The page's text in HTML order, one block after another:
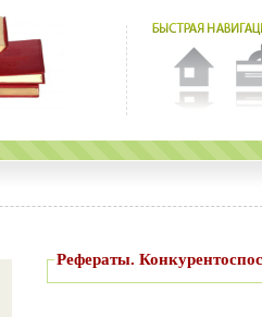
Рефераты.